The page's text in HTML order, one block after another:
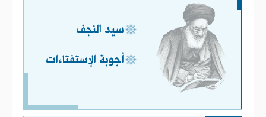
سيد النجف
أجوبة الإستفتاءات